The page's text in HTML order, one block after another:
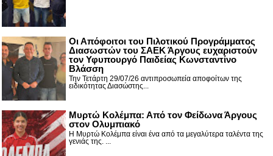
Οι Απόφοιτοι του Πιλοτικού Προγράμματος
Διασωστών του ΣΑΕΚ Άργους ευχαριστούν
τον Υφυπουργό Παιδείας Κωνσταντίνο
Βλάσση
Την Τετάρτη 29/07/26 αντιπροσωπεία αποφοίτων της
ειδικότητας Διασώστης...
Μυρτώ Κολέμπα: Από τον Φείδωνα Άργους
στον Ολυμπιακό
Η Μυρτώ Κολέμπα είναι ένα από τα μεγαλύτερα ταλέντα της
γενιάς της. ...